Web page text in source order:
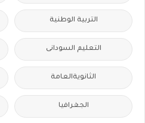
التربية الوطنية
التعليم السودانى
الثانويةالعامة
الجغرافيا